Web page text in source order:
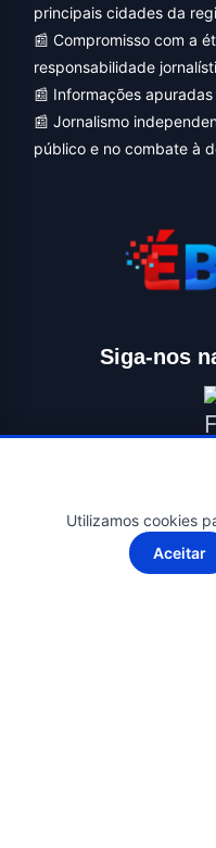
principais cidades da
📰 Compromisso com a
responsabilidade
📰 Informações
📰 Jornalismo
público e no combate à
Siga-nos
A-
Utilizamos cookies
Aceitar